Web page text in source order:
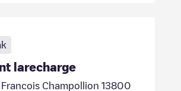
larecharge
Francois Champollion 13800